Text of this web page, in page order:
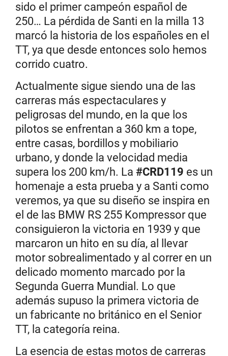
sido el primer campeón español de
250… La pérdida de Santi en la milla 13
marcó la historia de los españoles en el
TT, ya que desde entonces solo hemos
corrido cuatro.
Actualmente sigue siendo una de las
carreras más espectaculares y
peligrosas del mundo, en la que los
pilotos se enfrentan a 360 km a tope,
entre casas, bordillos y mobiliario
urbano, y donde la velocidad media
supera los 200 km/h. La #CRD119 es un
homenaje a esta prueba y a Santi como
veremos, ya que su diseño se inspira en
el de las BMW RS 255 Kompressor que
consiguieron la victoria en 1939 y que
marcaron un hito en su día, al llevar
motor sobrealimentado y al correr en un
delicado momento marcado por la
Segunda Guerra Mundial. Lo que
además supuso la primera victoria de
un fabricante no británico en el Senior
TT, la categoría reina.
La esencia de estas motos de carreras